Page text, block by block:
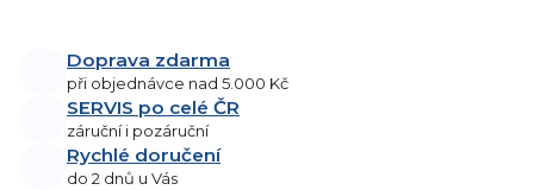
Doprava zdarma
při objednávce nad 5.000 Kč
SERVIS po celé ČR
záruční i pozáruční
Rychlé doručení
do 2 dnů u Vás